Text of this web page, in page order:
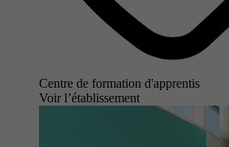
Centre de formation d'apprentis
Voir l’établissement